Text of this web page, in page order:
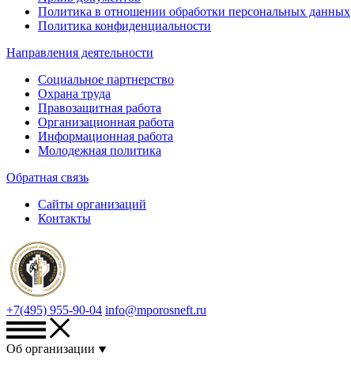
Политика в отношении обработки персональных данных
Политика конфиденциальности
Направления деятельности
Социальное партнерство
Охрана труда
Правозащитная работа
Организационная работа
Информационная работа
Молодежная политика
Обратная связь
Сайты организаций
Контакты
+7(495) 955-90-04 info@mporosneft.ru
Об организации